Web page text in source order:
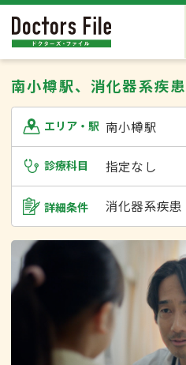
南小樽駅、消化器系疾患
エリア・駅 南小樽駅
診療科目 指定なし
詳細条件 消化器系疾患